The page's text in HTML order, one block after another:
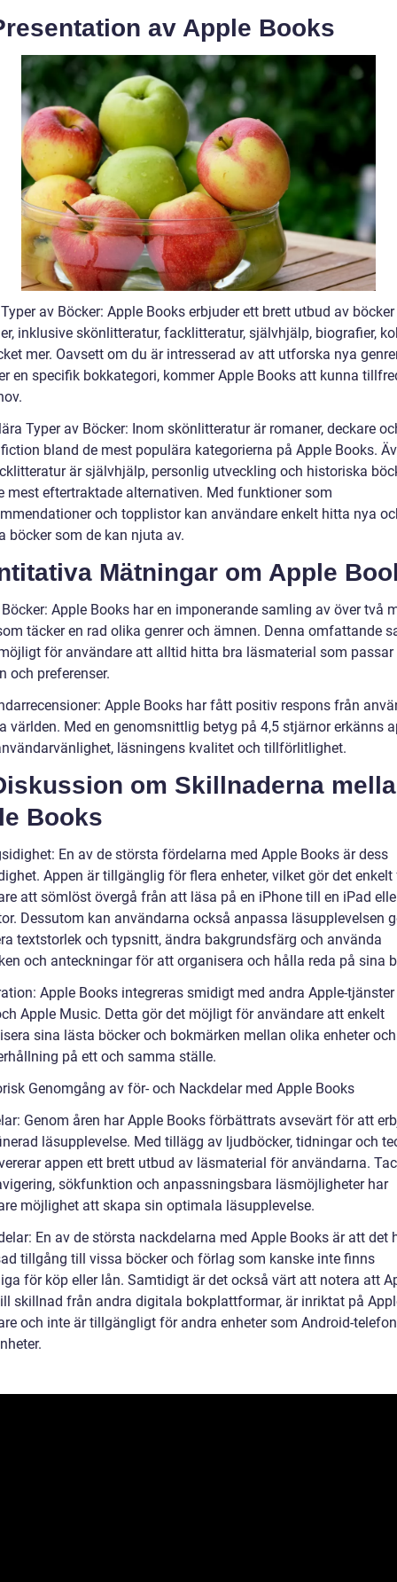
av Apple Books
av Böcker: Apple Books erbjuder ett brett utbud av
inklusive skönlitteratur, facklitteratur, självhjälp, biografier,
mer. Oavsett om du är intresserad av att utforska nya
en specifik bokkategori, kommer Apple Books att kunna
Typer av Böcker: Inom skönlitteratur är romaner, deckare
bland de mest populära kategorierna på Apple Books.
är självhjälp, personlig utveckling och historiska
mest eftertraktade alternativen. Med funktioner som
och topplistor kan användare enkelt hitta nya
böcker som de kan njuta av.
Mätningar om Apple
Apple Books har en imponerande samling av över två
täcker en rad olika genrer och ämnen. Denna omfattande
för användare att alltid hitta bra läsmaterial som passar
och preferenser.
Apple Books har fått positiv respons från
världen. Med en genomsnittlig betyg på 4,5 stjärnor erkänns
läsningens kvalitet och tillförlitlighet.
om Skillnaderna
Books
En av de största fördelarna med Apple Books är dess
Appen är tillgänglig för flera enheter, vilket gör det enkelt
att sömlöst övergå från att läsa på en iPhone till en iPad
Dessutom kan användarna också anpassa läsupplevelsen
textstorlek och typsnitt, ändra bakgrundsfärg och använda
och anteckningar för att organisera och hålla reda på sina
Apple Books integreras smidigt med andra Apple-
Apple Music. Detta gör det möjligt för användare att enkelt
sina lästa böcker och bokmärken mellan olika enheter
på ett och samma ställe.
Genomgång av för- och Nackdelar med Apple Books
Genom åren har Apple Books förbättrats avsevärt för att
läsupplevelse. Med tillägg av ljudböcker, tidningar och
appen ett brett utbud av läsmaterial för användarna.
sökfunktion och anpassningsbara läsmöjligheter har
möjlighet att skapa sin optimala läsupplevelse.
En av de största nackdelarna med Apple Books är att det
tillgång till vissa böcker och förlag som kanske inte finns
för köp eller lån. Samtidigt är det också värt att notera att
skillnad från andra digitala bokplattformar, är inriktat på
och inte är tillgängligt för andra enheter som Android-